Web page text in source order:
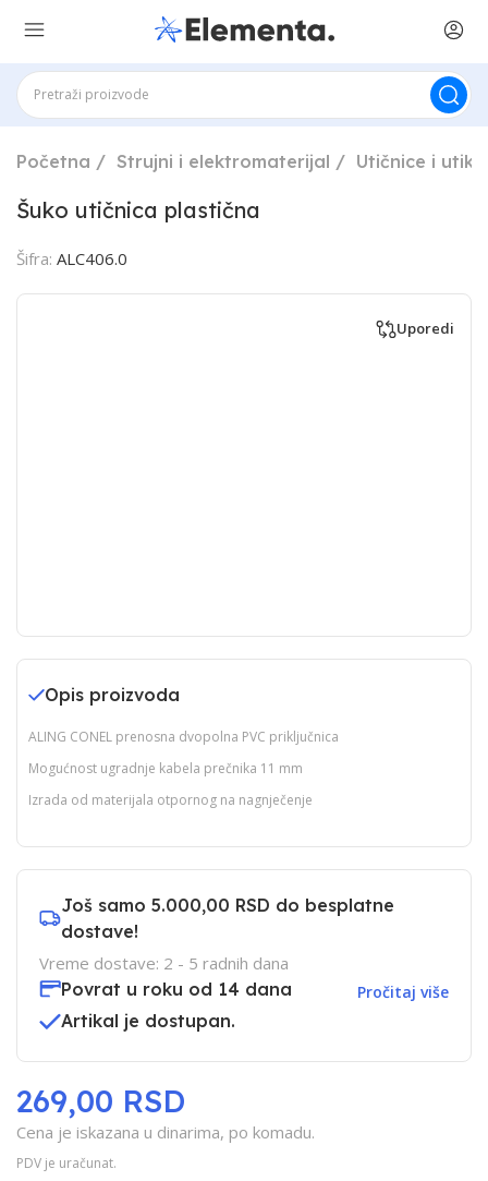
Početna Strujni i elektromaterijal Utičnice i
Šuko utičnica plastična
Šifra: ALC406.0
Uporedi
Opis proizvoda
ALING CONEL prenosna dvopolna PVC priključnica
Mogućnost ugradnje kabela prečnika 11 mm
Izrada od materijala otpornog na nagnječenje
Još samo 5.000,00 RSD do besplatne
dostave!
Vreme dostave: 2 - 5 radnih dana
Povrat u roku od 14 dana
Pročitaj više
Artikal je dostupan.
Cena je iskazana u dinarima, po komadu.
PDV je uračunat.
269,00 RSD